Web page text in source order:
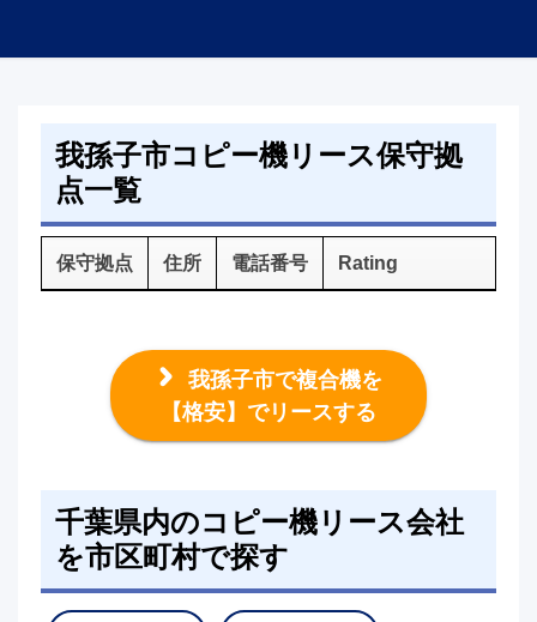
我孫子市コピー機リース保守拠
点一覧
保守拠点 住所 電話番号 Rating
我孫子市で複合機を
【格安】でリースする
千葉県内のコピー機リース会社
を市区町村で探す